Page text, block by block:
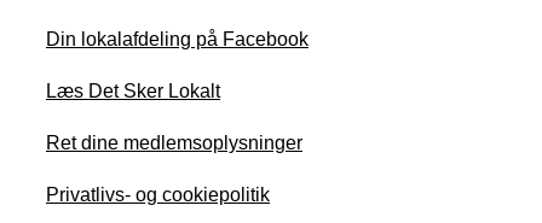
Din lokalafdeling på Facebook
Læs Det Sker Lokalt
Ret dine medlemsoplysninger
Privatlivs- og cookiepolitik